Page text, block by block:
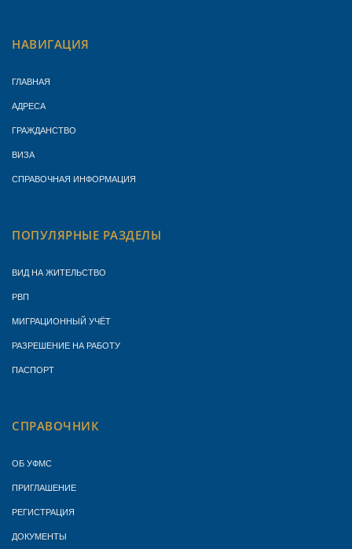
НАВИГАЦИЯ
ГЛАВНАЯ
АДРЕСА
ГРАЖДАНСТВО
ВИЗА
СПРАВОЧНАЯ ИНФОРМАЦИЯ
ПОПУЛЯРНЫЕ РАЗДЕЛЫ
ВИД НА ЖИТЕЛЬСТВО
РВП
МИГРАЦИОННЫЙ УЧЁТ
РАЗРЕШЕНИЕ НА РАБОТУ
ПАСПОРТ
СПРАВОЧНИК
ОБ УФМС
ПРИГЛАШЕНИЕ
РЕГИСТРАЦИЯ
ДОКУМЕНТЫ